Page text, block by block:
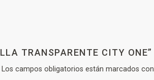
TRANSPARENTE CITY ONE”
Los campos obligatorios están marcados con